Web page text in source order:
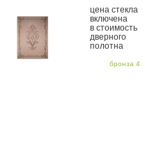
цена стекла
включена
в стоимость
дверного
полотна
бронза 4